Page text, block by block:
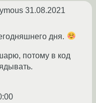
31.08.2021
дня.
потому в код